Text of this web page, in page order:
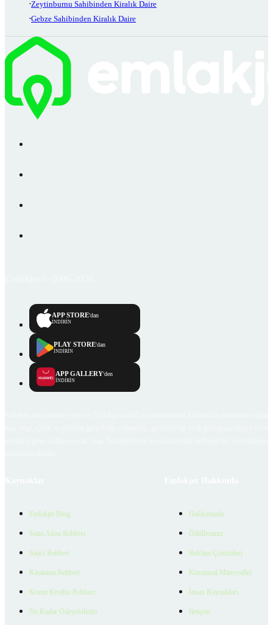
Zeytinburnu Sahibinden Kiralık Daire
Gebze Sahibinden Kiralık Daire
APP STORE'dan
İNDİRİN
PLAY STORE'dan
İNDİRİN
APP GALLERY'den
İNDİRİN
Emlakjet Blog
Satın Alma Rehberi
Satıcı Rehberi
Kiralama Rehberi
Konut Kredisi Rehberi
Ne Kadar Ödeyebilirim
Hakkımızda
Ödüllerimiz
Reklam Çözümleri
Kurumsal Materyaller
İnsan Kaynakları
İletişim